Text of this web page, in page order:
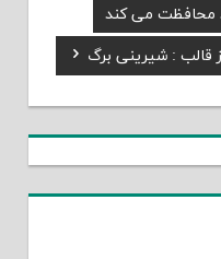
محافظت می کند
قالب : شیرینی برگ